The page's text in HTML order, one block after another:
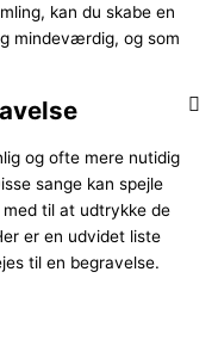
kan du skabe en
mindeværdig, og som
og ofte mere nutidig
sange kan spejle
til at udtrykke de
er en udvidet liste
til en begravelse.